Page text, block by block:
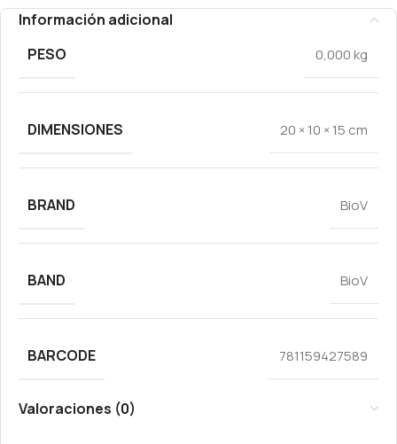
Información adicional
PESO
0,000 kg
DIMENSIONES 20 × 10 × 15 cm
BRAND BioV
BAND BioV
BARCODE 781159427589
Valoraciones (0)